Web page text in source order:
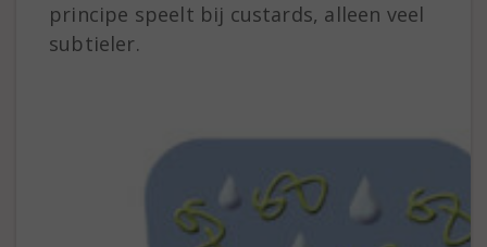
principe speelt bij custards, alleen veel
subtieler.